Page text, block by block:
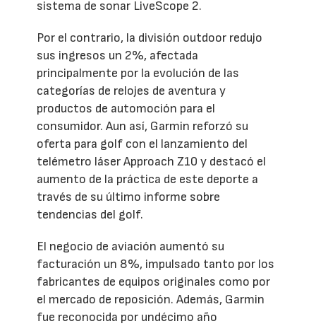
sistema de sonar LiveScope 2.
Por el contrario, la división outdoor redujo
sus ingresos un 2%, afectada
principalmente por la evolución de las
categorías de relojes de aventura y
productos de automoción para el
consumidor. Aun así, Garmin reforzó su
oferta para golf con el lanzamiento del
telémetro láser Approach Z10 y destacó el
aumento de la práctica de este deporte a
través de su último informe sobre
tendencias del golf.
El negocio de aviación aumentó su
facturación un 8%, impulsado tanto por los
fabricantes de equipos originales como por
el mercado de reposición. Además, Garmin
fue reconocida por undécimo año